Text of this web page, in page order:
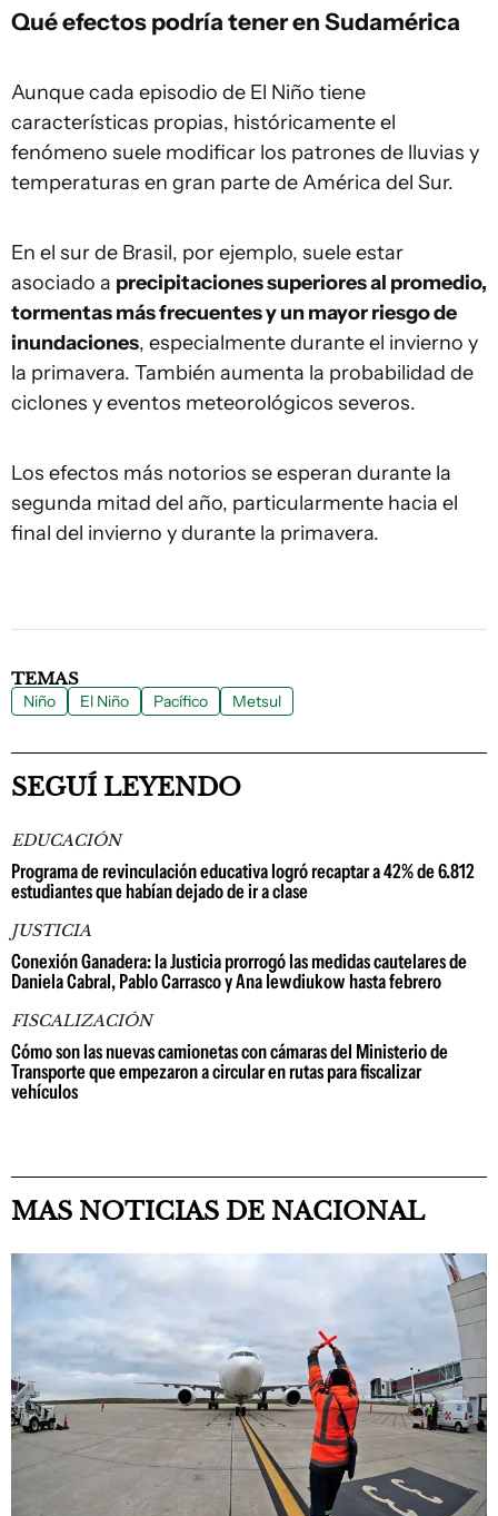
Qué efectos podría tener en Sudamérica
Aunque cada episodio de El Niño tiene
características propias, históricamente el
fenómeno suele modificar los patrones de lluvias y
temperaturas en gran parte de América del Sur.
En el sur de Brasil, por ejemplo, suele estar
asociado a precipitaciones superiores al promedio,
tormentas más frecuentes y un mayor riesgo de
inundaciones, especialmente durante el invierno y
la primavera. También aumenta la probabilidad de
ciclones y eventos meteorológicos severos.
Los efectos más notorios se esperan durante la
segunda mitad del año, particularmente hacia el
final del invierno y durante la primavera.
TEMAS
Niño El Niño Pacífico Metsul
SEGUÍ LEYENDO
EDUCACIÓN
Programa de revinculación educativa logró recaptar a 42% de 6.812
estudiantes que habían dejado de ir a clase
JUSTICIA
Conexión Ganadera: la Justicia prorrogó las medidas cautelares de
Daniela Cabral, Pablo Carrasco y Ana Iewdiukow hasta febrero
FISCALIZACIÓN
Cómo son las nuevas camionetas con cámaras del Ministerio de
Transporte que empezaron a circular en rutas para fiscalizar
vehículos
MAS NOTICIAS DE NACIONAL